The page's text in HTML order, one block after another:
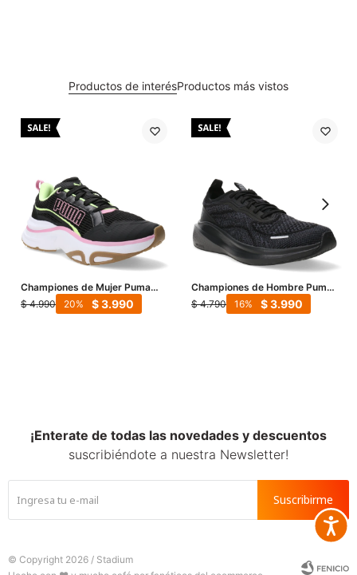
Productos de interésProductos más vistos
Championes de Mujer Puma
Softride Divine Running -
Negro - Rosado - Fluor
$ 4.990 $3.990
20
Championes de Hombre Puma
Skyrocket Lite Engineered -
Negro - Gris
$ 4.790 $3.990
16
¡Enterate de todas las novedades y descuentos
suscribiéndote a nuestra Newsletter!
Suscribirme
© Copyright 2026 / Stadium